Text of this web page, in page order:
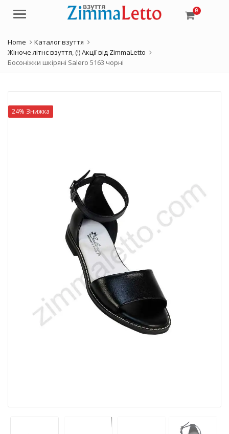
Menu 0
Home
Каталог взуття
Жіноче літнє взуття,(!) Акції від ZimmaLetto
Босоніжки шкіряні Salero 5163 чорні
24% Знижка